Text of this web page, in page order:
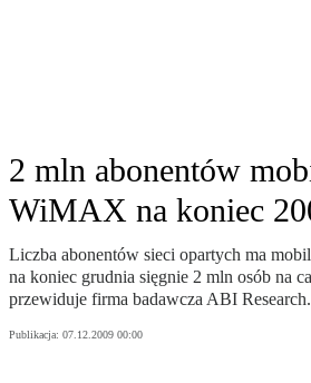
2 mln abonentów
WiMAX na koniec
Liczba abonentów sieci opartych ma
na koniec grudnia sięgnie 2 mln osób na
przewiduje firma badawcza ABI Research.
Publikacja: 07.12.2009 00:00